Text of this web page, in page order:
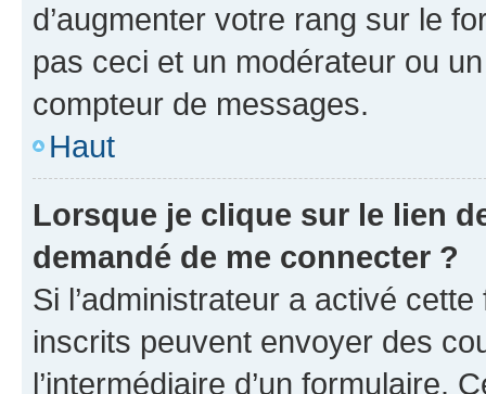
d’augmenter votre rang sur le
pas ceci et un modérateur ou
compteur de messages.
Haut
Lorsque je clique sur le lien
demandé de me connecter ?
Si l’administrateur a activé
inscrits peuvent envoyer des
l’intermédiaire d’un formulaire.